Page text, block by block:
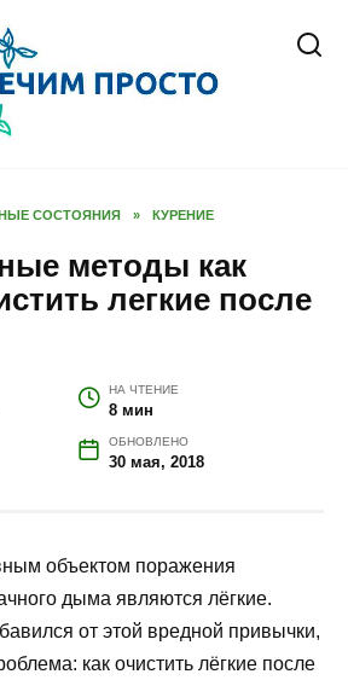
СОСТОЯНИЯ » КУРЕНИЕ
методы как
легкие после
НА ЧТЕНИЕ
8 мин
ОБНОВЛЕНО
30 мая, 2018
объектом поражения
дыма являются лёгкие.
от этой вредной привычки,
как очистить лёгкие после